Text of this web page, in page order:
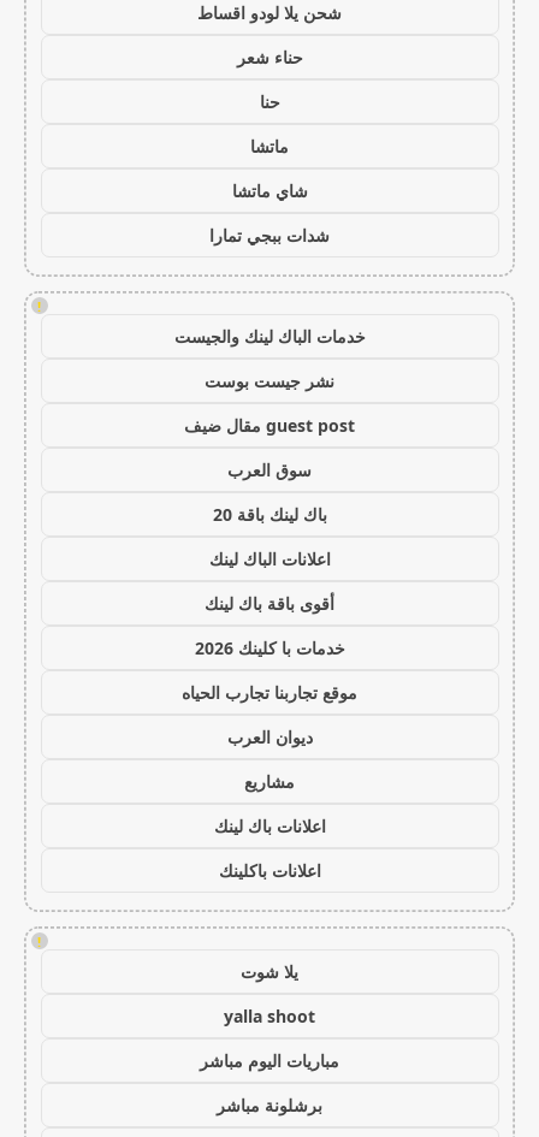
شحن يلا لودو اقساط
حناء شعر
حنا
ماتشا
شاي ماتشا
شدات ببجي تمارا
!
خدمات الباك لينك والجيست
نشر جيست بوست
guest post مقال ضيف
سوق العرب
باك لينك باقة 20
اعلانات الباك لينك
أقوى باقة باك لينك
خدمات با كلينك 2026
موقع تجاربنا تجارب الحياه
ديوان العرب
مشاريع
اعلانات باك لينك
اعلانات باكلينك
!
يلا شوت
yalla shoot
مباريات اليوم مباشر
برشلونة مباشر